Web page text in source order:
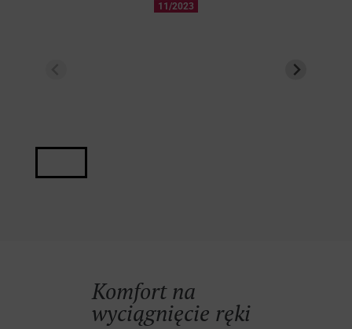
11/2023
Komfort na
wyciągnięcie ręki